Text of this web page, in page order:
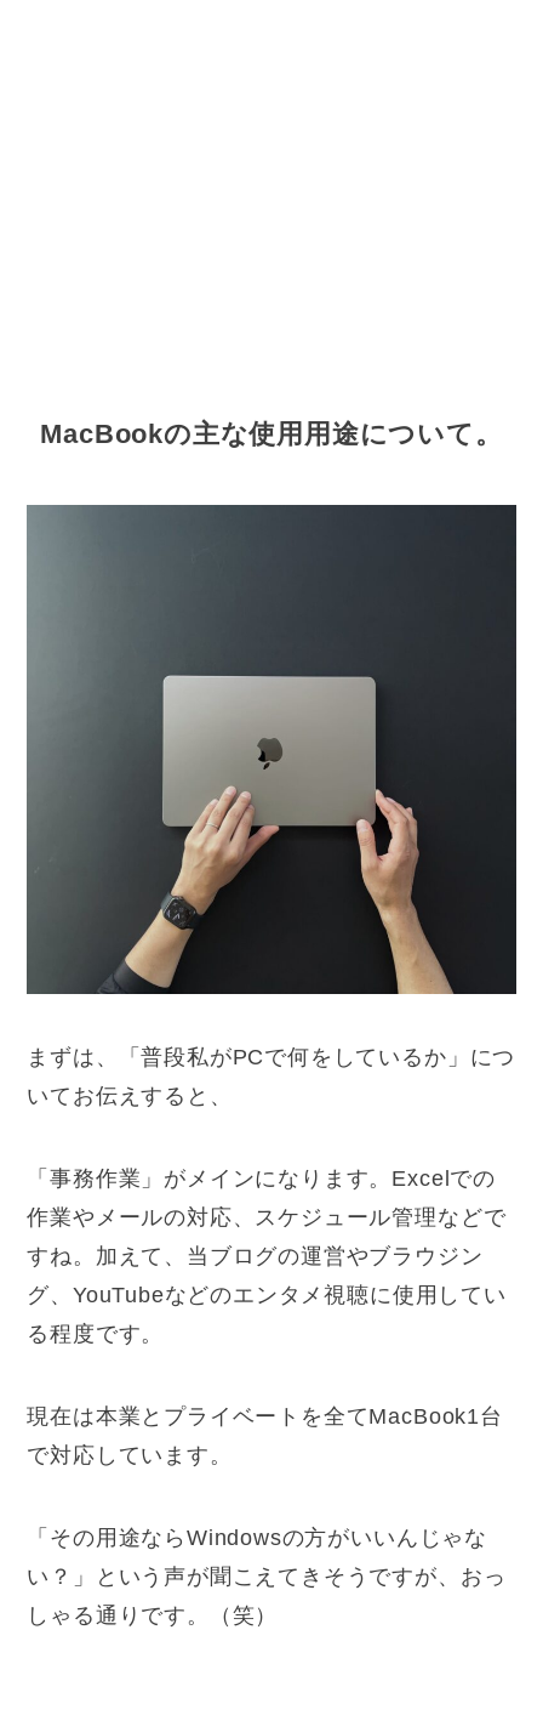
MacBookの主な使用用途について。
まずは、「普段私がPCで何をしているか」につ
いてお伝えすると、
「事務作業」がメインになります。Excelでの
作業やメールの対応、スケジュール管理などで
すね。加えて、当ブログの運営やブラウジン
グ、YouTubeなどのエンタメ視聴に使用してい
る程度です。
現在は本業とプライベートを全てMacBook1台
で対応しています。
「その用途ならWindowsの方がいいんじゃな
い？」という声が聞こえてきそうですが、おっ
しゃる通りです。（笑）